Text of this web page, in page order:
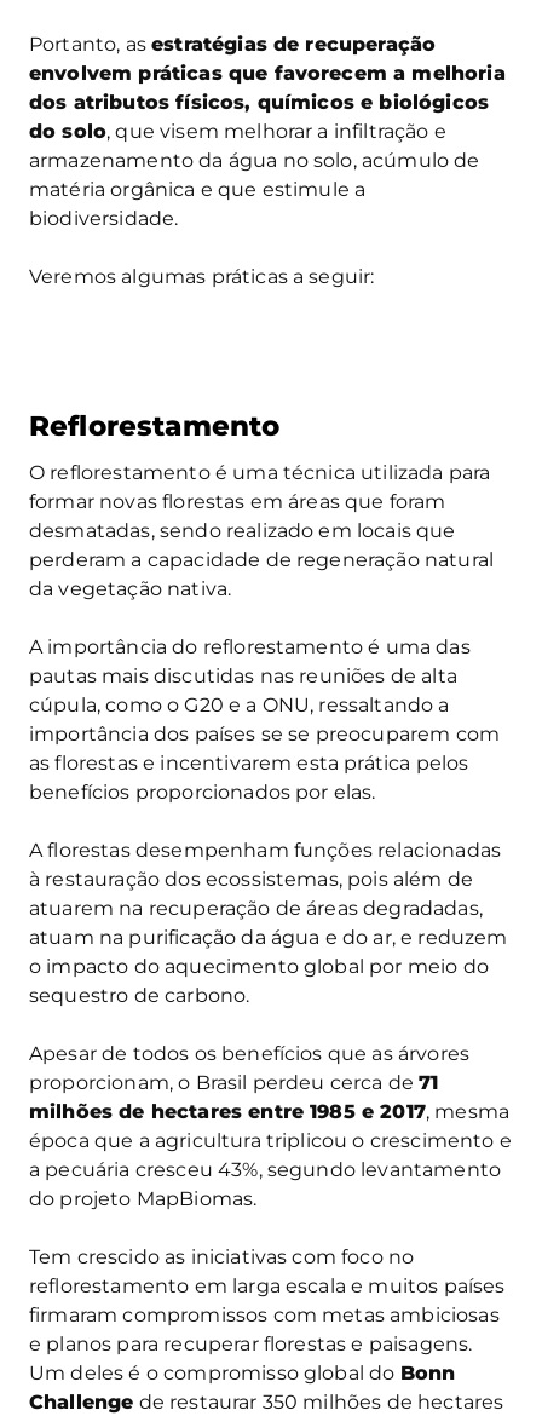
Portanto, asestratégias de recuperação
envolvem práticas que favorecem a melhoria
dos atributos físicos, químicos e biológicos
do solo, que visem melhorar a infiltração e
armazenamento da água no solo, acúmulo de
matéria orgânica e que estimule a
biodiversidade.
Veremos algumas práticas a seguir:
Reflorestamento
O reflorestamento é uma técnica utilizada para
formar novas florestas em áreas que foram
desmatadas, sendo realizado em locais que
perderam a capacidade de regeneração natural
da vegetação nativa.
A importância do reflorestamento é uma das
pautas mais discutidas nas reuniões de alta
cúpula, como o G20 e a ONU, ressaltando a
importância dos países se se preocuparem com
as florestas e incentivarem esta prática pelos
benefícios proporcionados por elas.
A florestas desempenham funções relacionadas
à restauração dos ecossistemas, pois além de
atuarem na recuperação de áreas degradadas,
atuam na purificação da água e do ar, e reduzem
o impacto do aquecimento global por meio do
sequestro de carbono.
Apesar de todos os benefícios que as árvores
proporcionam, o Brasil perdeu cerca de71
milhões de hectares entre 1985 e 2017, mesma
época que a agricultura triplicou o crescimento e
a pecuária cresceu 43%, segundo levantamento
do projeto MapBiomas.
Tem crescido as iniciativas com foco no
reflorestamento em larga escala e muitos países
firmaram compromissos com metas ambiciosas
e planos para recuperar florestas e paisagens.
Um deles é o compromisso global do Bonn
Challenge de restaurar 350 milhões de hectares